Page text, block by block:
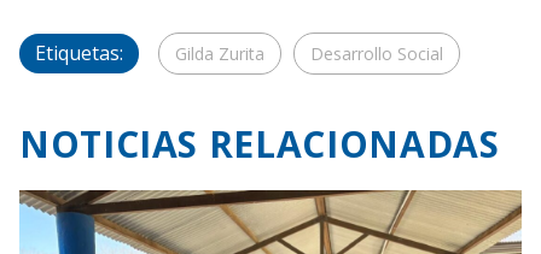
Etiquetas: Gilda Zurita Desarrollo Social
NOTICIAS RELACIONADAS